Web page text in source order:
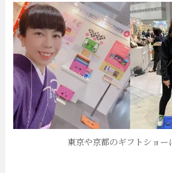
東京や京都のギフトショー